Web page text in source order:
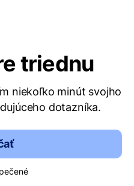
triednu
niekoľko minút svojho
dotazníka.